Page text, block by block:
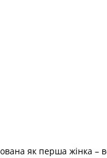
як перша жінка